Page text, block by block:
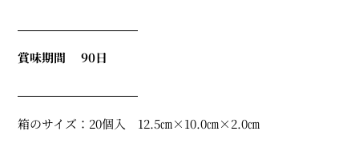
賞味期間 90日
箱のサイズ：20個入 12.5㎝×10.0㎝×2.0㎝